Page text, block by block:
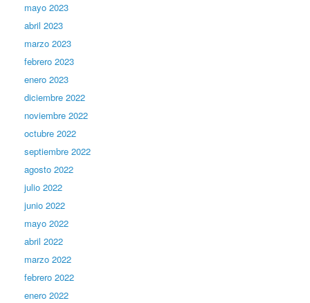
mayo 2023
abril 2023
marzo 2023
febrero 2023
enero 2023
diciembre 2022
noviembre 2022
octubre 2022
septiembre 2022
agosto 2022
julio 2022
junio 2022
mayo 2022
abril 2022
marzo 2022
febrero 2022
enero 2022